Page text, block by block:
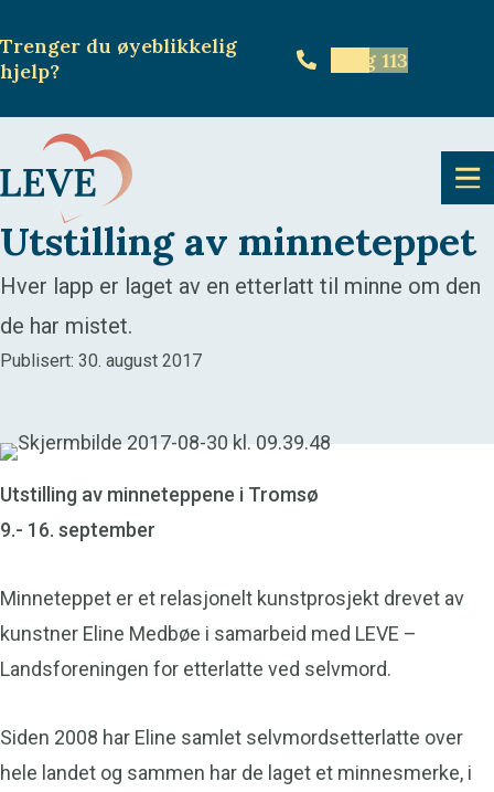
Trenger du øyeblikkelig
hjelp? Ring 113
Utstilling av minneteppet
Hver lapp er laget av en etterlatt til minne om den
de har mistet.
Publisert: 30. august 2017
Utstilling av minneteppene i Tromsø
9.- 16. september
Minneteppet er et relasjonelt kunstprosjekt drevet av
kunstner Eline Medbøe i samarbeid med LEVE –
Landsforeningen for etterlatte ved selvmord.
Siden 2008 har Eline samlet selvmordsetterlatte over
hele landet og sammen har de laget et minnesmerke, i